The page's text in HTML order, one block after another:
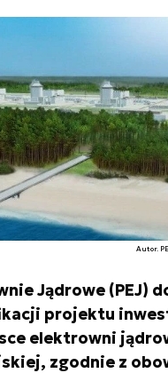
Autor.
Jądrowe (PEJ)
projektu
elektrowni
zgodnie z